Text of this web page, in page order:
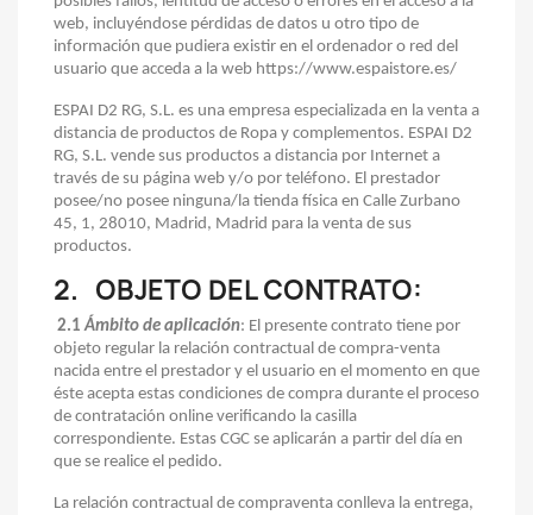
web, incluyéndose pérdidas de datos u otro tipo de
información que pudiera existir en el ordenador o red del
usuario que acceda a la web https://www.espaistore.es/
ESPAI D2 RG, S.L. es una empresa especializada en la venta a
distancia de productos de Ropa y complementos. ESPAI D2
RG, S.L. vende sus productos a distancia por Internet a
través de su página web y/o por teléfono. El prestador
posee/no posee ninguna/la tienda física en Calle Zurbano
45, 1, 28010, Madrid, Madrid para la venta de sus
productos.
2. OBJETO DEL CONTRATO:
2.1Ámbito de aplicación: El presente contrato tiene por
objeto regular la relación contractual de compra-venta
nacida entre el prestador y el usuario en el momento en que
éste acepta estas condiciones de compra durante el proceso
de contratación online verificando la casilla
correspondiente. Estas CGC se aplicarán a partir del día en
que se realice el pedido.
La relación contractual de compraventa conlleva la entrega,